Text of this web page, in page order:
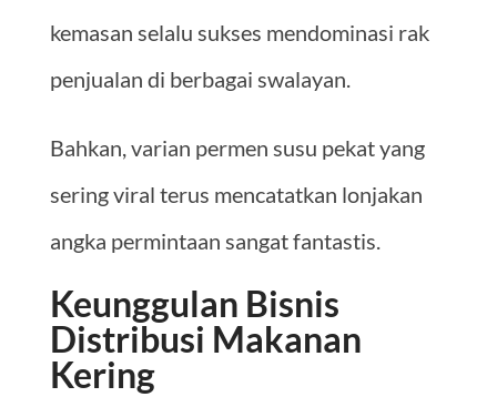
kemasan selalu sukses mendominasi rak
penjualan di berbagai swalayan.
Bahkan, varian permen susu pekat yang
sering viral terus mencatatkan lonjakan
angka permintaan sangat fantastis.
Keunggulan Bisnis
Distribusi Makanan
Kering